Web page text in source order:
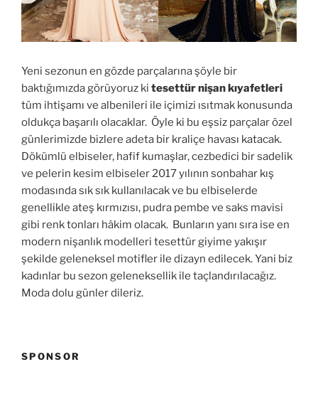
Yeni sezonun en gözde parçalarına şöyle bir
baktığımızda görüyoruz ki tesettür nişan kıyafetleri
tüm ihtişamı ve albenileri ile içimizi ısıtmak konusunda
oldukça başarılı olacaklar. Öyle ki bu eşsiz parçalar özel
günlerimizde bizlere adeta bir kraliçe havası katacak.
Dökümlü elbiseler, hafif kumaşlar, cezbedici bir sadelik
ve pelerin kesim elbiseler 2017 yılının sonbahar kış
modasında sık sık kullanılacak ve bu elbiselerde
genellikle ateş kırmızısı, pudra pembe ve saks mavisi
gibi renk tonları hâkim olacak. Bunların yanı sıra ise en
modern nişanlık modelleri tesettür giyime yakışır
şekilde geleneksel motifler ile dizayn edilecek. Yani biz
kadınlar bu sezon geleneksellik ile taçlandırılacağız.
Moda dolu günler dileriz.
SPONSOR